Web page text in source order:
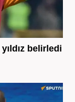
belirledi